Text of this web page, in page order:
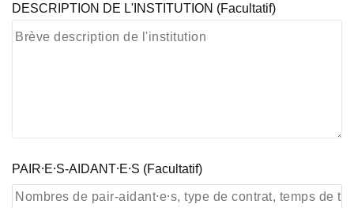
DESCRIPTION DE L'INSTITUTION (facultatif)
PAIR⸱E⸱S-AIDANT⸱E⸱S (facultatif)